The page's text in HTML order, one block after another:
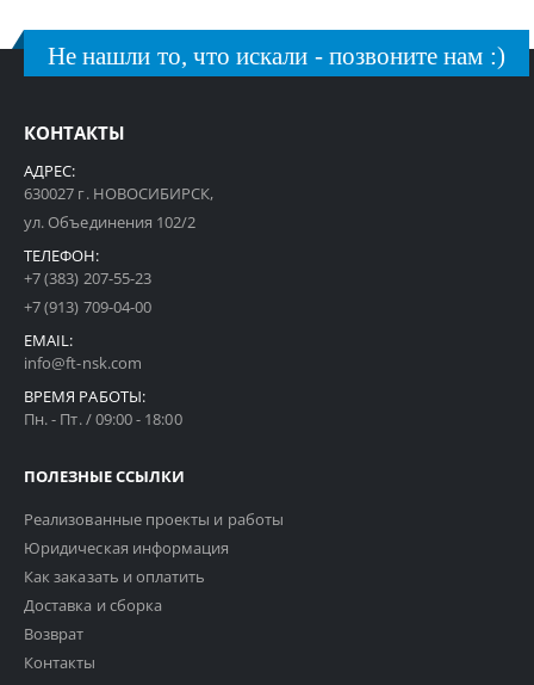
Не нашли то, что искали - позвоните нам :)
КОНТАКТЫ
АДРЕС:
630027 г. НОВОСИБИРСК,
ул. Объединения 102/2
ТЕЛЕФОН:
+7 (383) 207-55-23
+7 (913) 709-04-00
EMAIL:
info@ft-nsk.com
ВРЕМЯ РАБОТЫ:
Пн. - Пт. / 09:00 - 18:00
ПОЛЕЗНЫЕ ССЫЛКИ
Реализованные проекты и работы
Юридическая информация
Как заказать и оплатить
Доставка и сборка
Возврат
Контакты